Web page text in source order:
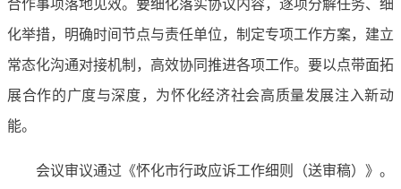
化举措，明确时间节点与责任单位，制定专项工作方案，建立
常态化沟通对接机制，高效协同推进各项工作。要以点带面拓
展合作的广度与深度，为怀化经济社会高质量发展注入新动
能。
会议审议通过《怀化市行政应诉工作细则（送审稿）》。